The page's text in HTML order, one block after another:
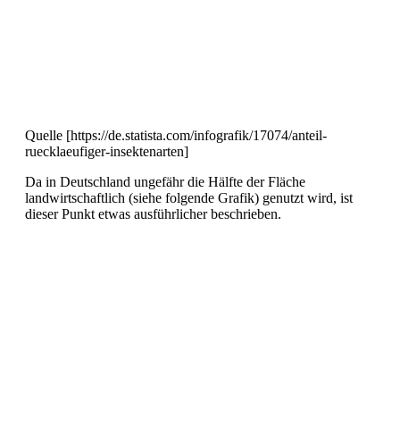
Quelle [https://de.statista.com/infografik/17074/anteil-
ruecklaeufiger-insektenarten]
Da in Deutschland ungefähr die Hälfte der Fläche
landwirtschaftlich (siehe folgende Grafik) genutzt wird, ist
dieser Punkt etwas ausführlicher beschrieben.